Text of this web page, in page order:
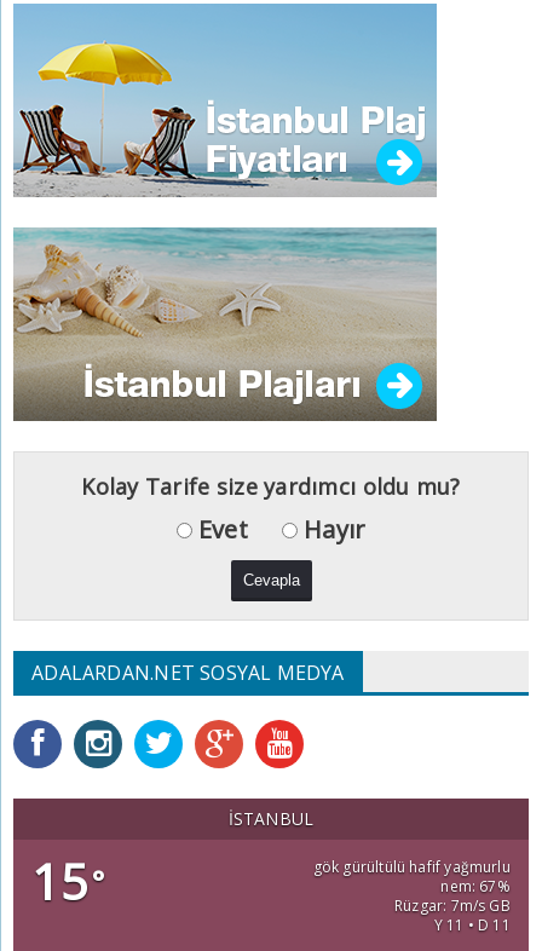
Kolay Tarife size yardımcı oldu mu?
Evet Hayır
ADALARDAN.NET SOSYAL MEDYA
İSTANBUL
15°
gök gürültülü hafif yağmurlu
nem: 67%
Rüzgar: 7m/s GB
Y 11 • D 11